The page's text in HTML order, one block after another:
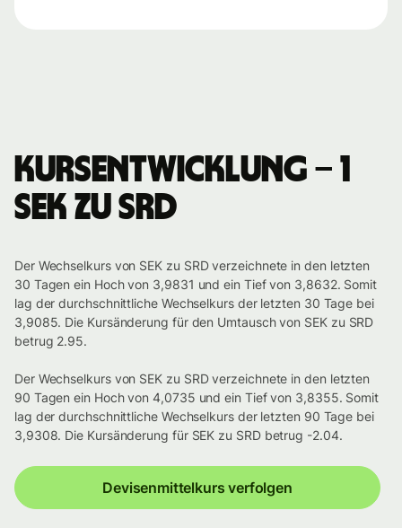
Kursentwicklung – 1
SEK zu SRD
Der Wechselkurs von SEK zu SRD verzeichnete in den letzten
30 Tagen ein Hoch von 3,9831 und ein Tief von 3,8632. Somit
lag der durchschnittliche Wechselkurs der letzten 30 Tage bei
3,9085. Die Kursänderung für den Umtausch von SEK zu SRD
betrug 2.95.
Der Wechselkurs von SEK zu SRD verzeichnete in den letzten
90 Tagen ein Hoch von 4,0735 und ein Tief von 3,8355. Somit
lag der durchschnittliche Wechselkurs der letzten 90 Tage bei
3,9308. Die Kursänderung für SEK zu SRD betrug -2.04.
Devisenmittelkurs verfolgen